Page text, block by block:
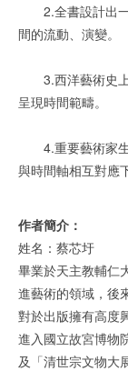
2.全書設計出一
間的流動、演變。
3.西洋藝術史上
呈現時間範疇。
4.重要藝術家生
與時間軸相互對應
作者簡介：
姓名：蔡芯圩
畢業於天主教輔仁
進藝術的領域，後
對於出版擁有高度
進入國立故宮博物
及「清世宗文物大